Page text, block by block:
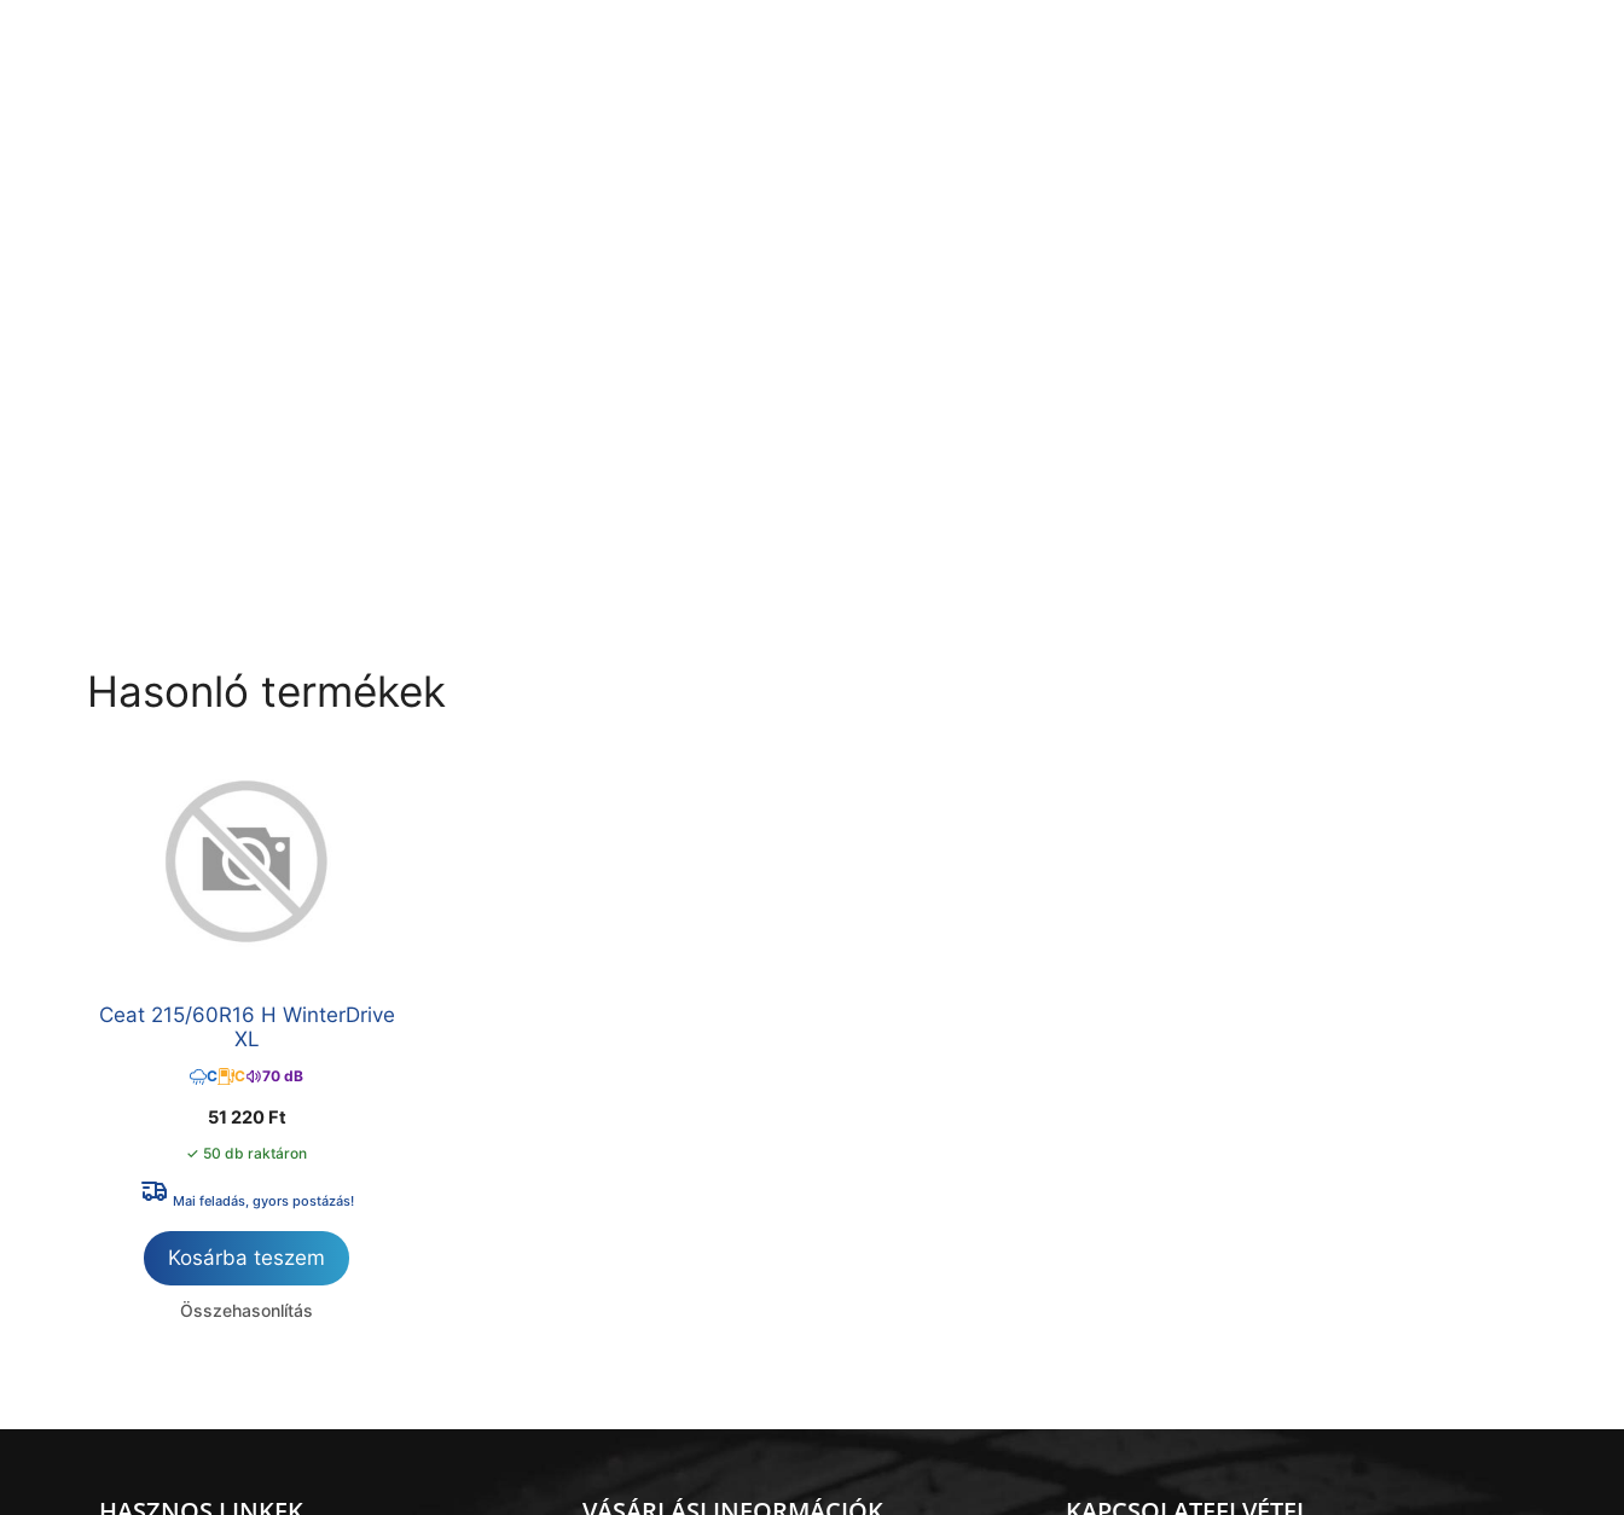
Hasonló termékek
Ceat 215/60R16 H WinterDrive
XL
C C 70 dB
51 220 Ft
✓ 50 db raktáron
Mai feladás, gyors postázás!
Kosárba teszem
Összehasonlítás